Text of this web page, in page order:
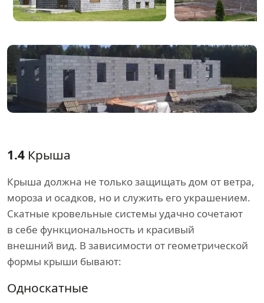
1.4 Крыша
Крыша должна не только защищать дом от ветра,
мороза и осадков, но и служить его украшением.
Скатные кровельные системы удачно сочетают
в себе функциональность и красивый
внешний вид. В зависимости от геометрической
формы крыши бывают:
Односкатные